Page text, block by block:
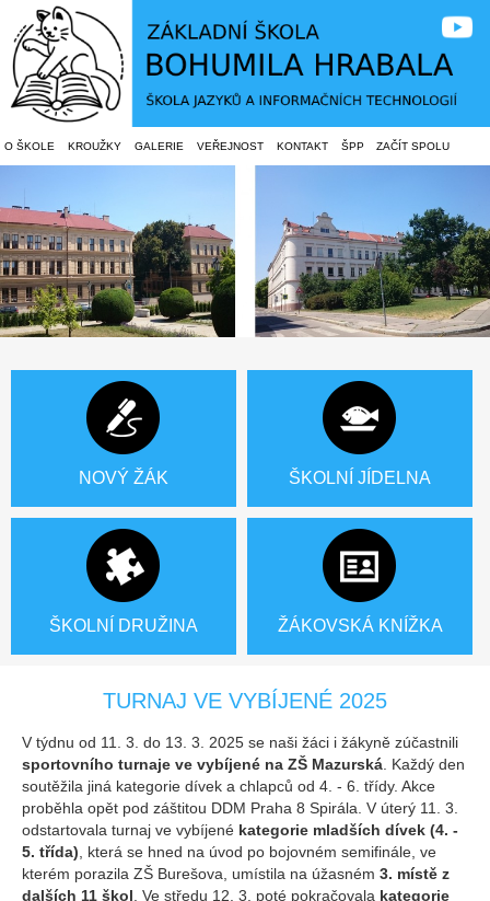
O ŠKOLE KROUŽKY GALERIE VEŘEJNOST KONTAKT ŠPP ZAČÍT SPOLU
NOVÝ ŽÁK ŠKOLNÍ JÍDELNA
ŠKOLNÍ DRUŽINA ŽÁKOVSKÁ KNÍŽKA
TURNAJ VE VYBÍJENÉ 2025
V týdnu od 11. 3. do 13. 3. 2025 se naši žáci i žákyně zúčastnili
sportovního turnaje ve vybíjené na ZŠ Mazurská. Každý den
soutěžila jiná kategorie dívek a chlapců od 4. - 6. třídy. Akce
proběhla opět pod záštitou DDM Praha 8 Spirála. V úterý 11. 3.
odstartovala turnaj ve vybíjené kategorie mladších dívek (4. -
5. třída), která se hned na úvod po bojovném semifinále, ve
kterém porazila ZŠ Burešova, umístila na úžasném 3. místě z
dalších 11 škol. Ve středu 12. 3. poté pokračovala kategorie